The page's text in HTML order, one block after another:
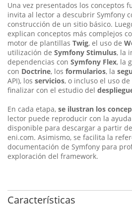
Una vez presentados los conceptos
invita al lector a descubrir Symfony
construcción de un sitio básico.
explican conceptos más comple­jos
motor de plantillas Twig, el uso de
utilización de Symfony Stimulus, la
dependencias con Symfony Flex, la
con Doctrine, los formularios, la
API), los servicios, o incluso el uso de
finalizar con el estudio del
En cada etapa, se ilustran los
lector puede reproducir con la
disponible para des­cargar a partir
eni.com. Asimismo, se facilita la
documentación de Symfony para
exploración del framework.
Características